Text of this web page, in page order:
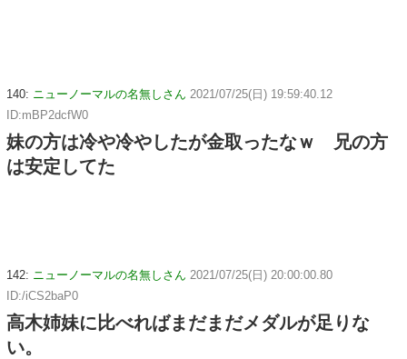
140: ニューノーマルの名無しさん 2021/07/25(日) 19:59:40.12
ID:mBP2dcfW0
妹の方は冷や冷やしたが金取ったなｗ 兄の方
は安定してた
142: ニューノーマルの名無しさん 2021/07/25(日) 20:00:00.80
ID:/iCS2baP0
高木姉妹に比べればまだまだメダルが足りな
い。